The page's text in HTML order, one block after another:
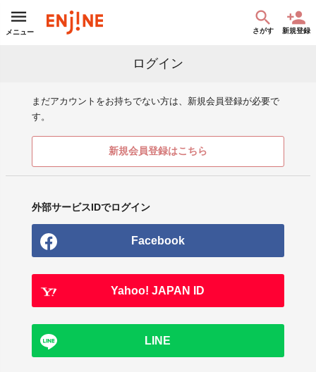
メニュー さがす 新規登録
ログイン
まだアカウントをお持ちでない方は、新規会員登録が必要で
す。
新規会員登録はこちら
外部サービスIDでログイン
Facebook
Yahoo! JAPAN ID
LINE